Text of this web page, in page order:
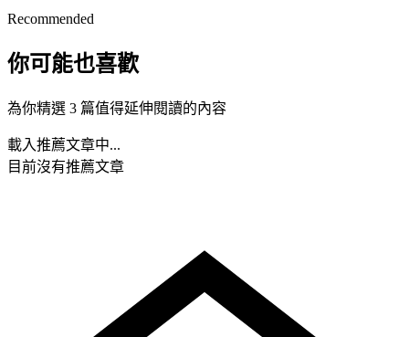
Recommended
你可能也喜歡
為你精選 3 篇值得延伸閱讀的內容
載入推薦文章中...
目前沒有推薦文章